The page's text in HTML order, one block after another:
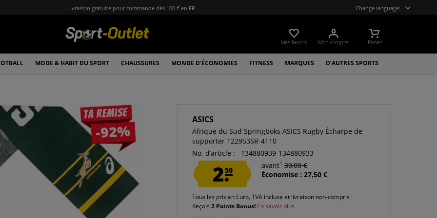
Livraison gratuite pour commande dès 100 € en FR Change language:
Mes favoris Mon compte Panier
MODE & HABIT DU SPORT CHAUSSURES MONDE D'ÉCONOMIES FITNESS MARQUES D’AUTRES SPORTS
Ta remise
-92%
ASICS
Afrique du Sud Springboks ASICS Rugby Écharpe de
supporter 122953SR-4110
No. d’article :
134880939-134880933
2.50
avant1 30,00 €
Économise : 27,50 €
Tous les prix en Euro, TVA incluse et livraison non-compris
Reçois2 Points Bonus! En savoir plus